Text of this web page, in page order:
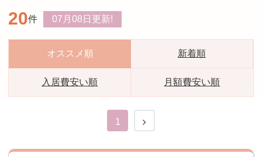
老人ホームの種類
スタッフ紹介
おすすめ施設特集 施設関係者の方へ
20件 07月08日 更新!
オススメ順 新着順
入居費安い順 月額費安い順
1